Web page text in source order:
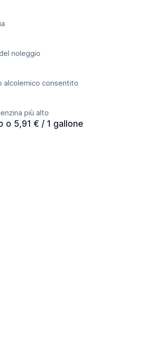
noleggio
alcolemico consentito
più alto
o 5,91 € / 1 gallone